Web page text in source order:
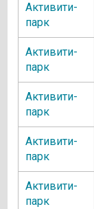
Активити-
парк
Активити-
парк
Активити-
парк
Активити-
парк
Активити-
парк